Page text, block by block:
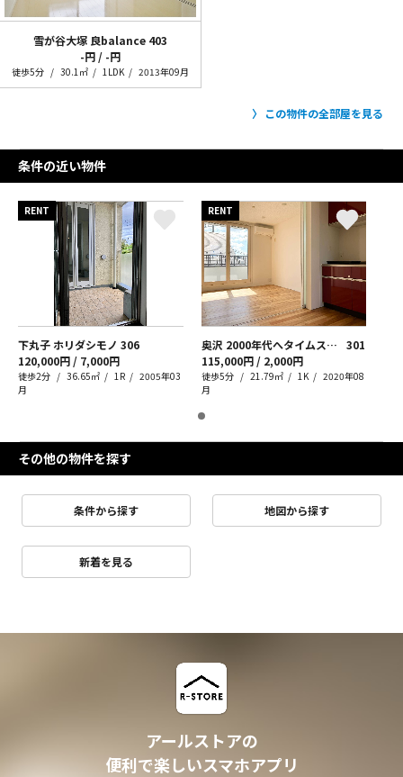
雪が谷大塚 良balance 403
-円 / -円
徒歩5分 30.1㎡ 1LDK 2013年09月
この物件の全部屋を見る
条件の近い物件
RENT
下丸子 ホリダシモノ 306
120,000円 / 7,000円
徒歩2分 36.65㎡ 1R
2005年03
月
RENT
奥沢 2000年代へタイムスリップ
301
115,000円 / 2,000円
徒歩5分 21.79㎡ 1K
2020年08
月
その他の物件を探す
条件から探す 地図から探す
新着を見る
アールストアの
便利で楽しいスマホアプリ